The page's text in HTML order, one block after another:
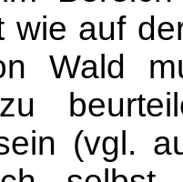
wie auf
Wald
(vgl.